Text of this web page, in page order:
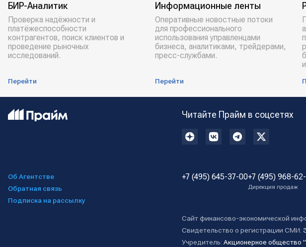
БИР-Аналитик
Проверка надёжности и
платёжеспособности
контрагентов, поиск клиентов и
проведение рыночных
исследований.
Перейти
Информационные ленты
Оперативные новостные потоки
для профессионального
использования управленцами
бизнеса, аналитиками, трейдерами,
пресс-службами.
Перейти
Читайте Прайм в соцсетях
Об Агентстве
Обратная связь
Подписка на рассылку
+7 (495) 645-37-00+7 (495) 968-
Дирекция продаж
Сайт финансово-экономической
Свидетельство о регистрации СМИ:
Учредитель: Акционерное общество